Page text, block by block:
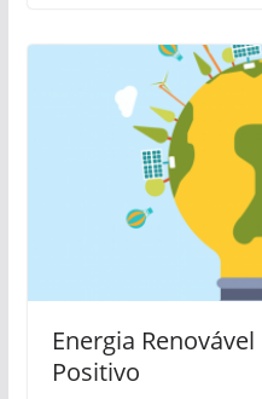
Energia
Positivo